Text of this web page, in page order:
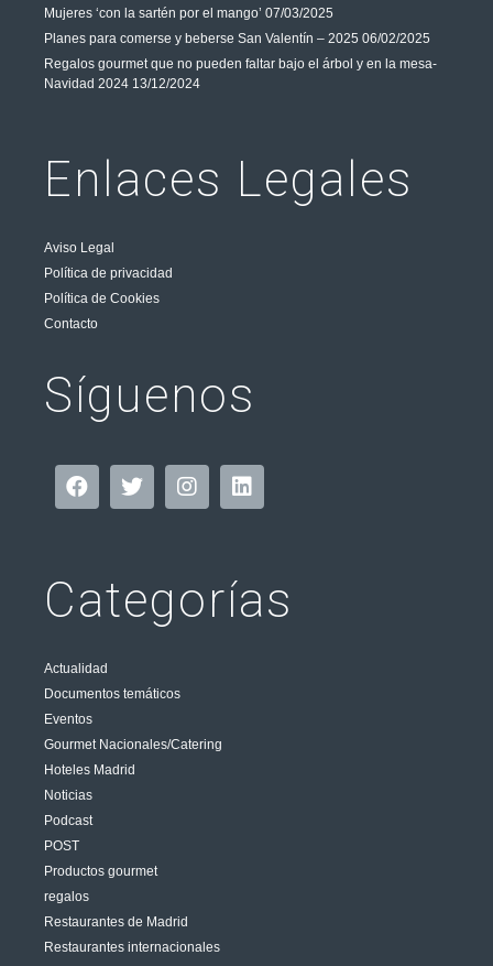
Mujeres ‘con la sartén por el mango’ 07/03/2025
Planes para comerse y beberse San Valentín – 2025 06/02/2025
Regalos gourmet que no pueden faltar bajo el árbol y en la mesa-
Navidad 2024 13/12/2024
Enlaces Legales
Aviso Legal
Política de privacidad
Política de Cookies
Contacto
Síguenos
Categorías
Actualidad
Documentos temáticos
Eventos
Gourmet Nacionales/Catering
Hoteles Madrid
Noticias
Podcast
POST
Productos gourmet
regalos
Restaurantes de Madrid
Restaurantes internacionales